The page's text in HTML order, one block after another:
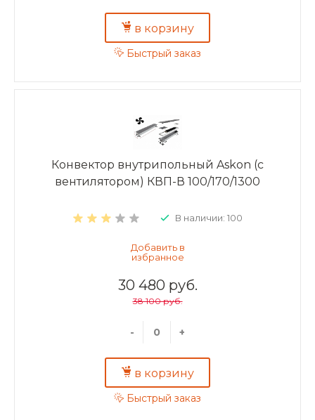
в корзину
Быстрый заказ
Конвектор внутрипольный Askon (с
вентилятором) КВП-В 100/170/1300
В наличии: 100
30 480 руб.
38 100 руб.
- +
в корзину
Быстрый заказ